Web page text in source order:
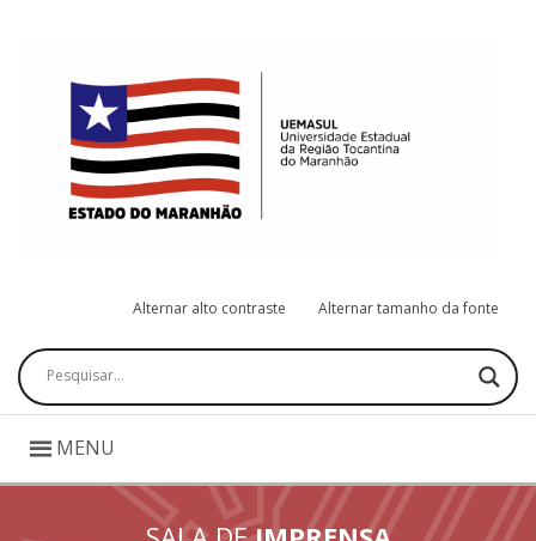
Alternar alto contraste Alternar tamanho da fonte
Pesquisar
MENU